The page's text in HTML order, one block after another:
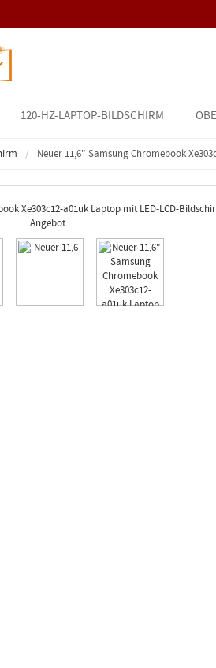
120-HZ-LAPTOP-BILDSCHIRM
Neuer 11,6" Samsung Chromebook